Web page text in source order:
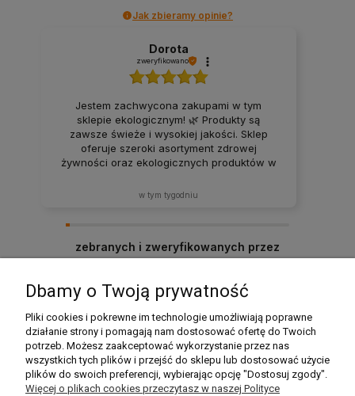
Jak zbieramy opinie?
Dorota
zweryfikowano
Jestem zachwycona zakupami w tym
sklepie ekologicznym! 🌿 Produkty są
zawsze świeże i wysokiej jakości. Sklep
oferuje szeroki asortyment zdrowej
żywności oraz ekologicznych produktów w
razem docierają w idealnym stanie. Zakupy
w tym tygodniu
zebranych i zweryfikowanych przez
Moje konto
Płatności i dostawa
Dbamy o Twoją prywatność
Pliki cookies i pokrewne im technologie umożliwiają poprawne
działanie strony i pomagają nam dostosować ofertę do Twoich
potrzeb. Możesz zaakceptować wykorzystanie przez nas
wszystkich tych plików i przejść do sklepu lub dostosować użycie
plików do swoich preferencji, wybierając opcję "Dostosuj zgody".
Więcej o plikach cookies przeczytasz w naszej Polityce